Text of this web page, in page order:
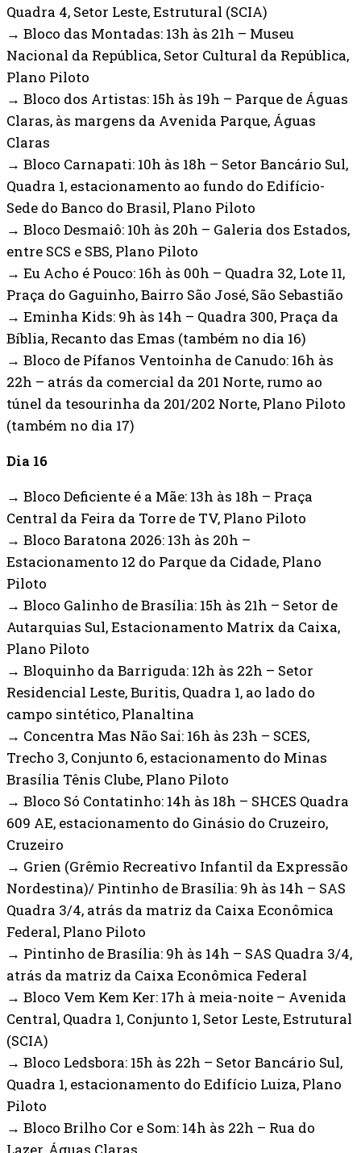
Quadra 4, Setor Leste, Estrutural (SCIA)
→ Bloco das Montadas: 13h às 21h – Museu
Nacional da República, Setor Cultural da República,
Plano Piloto
→ Bloco dos Artistas: 15h às 19h – Parque de Águas
Claras, às margens da Avenida Parque, Águas
Claras
→ Bloco Carnapati: 10h às 18h – Setor Bancário Sul,
Quadra 1, estacionamento ao fundo do Edifício-
Sede do Banco do Brasil, Plano Piloto
→ Bloco Desmaiô: 10h às 20h – Galeria dos Estados,
entre SCS e SBS, Plano Piloto
→ Eu Acho é Pouco: 16h às 00h – Quadra 32, Lote 11,
Praça do Gaguinho, Bairro São José, São Sebastião
→ Eminha Kids: 9h às 14h – Quadra 300, Praça da
Bíblia, Recanto das Emas (também no dia 16)
→ Bloco de Pífanos Ventoinha de Canudo: 16h às
22h – atrás da comercial da 201 Norte, rumo ao
túnel da tesourinha da 201/202 Norte, Plano Piloto
(também no dia 17)
Dia 16
→ Bloco Deficiente é a Mãe: 13h às 18h – Praça
Central da Feira da Torre de TV, Plano Piloto
→ Bloco Baratona 2026: 13h às 20h –
Estacionamento 12 do Parque da Cidade, Plano
Piloto
→ Bloco Galinho de Brasília: 15h às 21h – Setor de
Autarquias Sul, Estacionamento Matrix da Caixa,
Plano Piloto
→ Bloquinho da Barriguda: 12h às 22h – Setor
Residencial Leste, Buritis, Quadra 1, ao lado do
campo sintético, Planaltina
→ Concentra Mas Não Sai: 16h às 23h – SCES,
Trecho 3, Conjunto 6, estacionamento do Minas
Brasília Tênis Clube, Plano Piloto
→ Bloco Só Contatinho: 14h às 18h – SHCES Quadra
609 AE, estacionamento do Ginásio do Cruzeiro,
Cruzeiro
→ Grien (Grêmio Recreativo Infantil da Expressão
Nordestina)/ Pintinho de Brasília: 9h às 14h – SAS
Quadra 3/4, atrás da matriz da Caixa Econômica
Federal, Plano Piloto
→ Pintinho de Brasília: 9h às 14h – SAS Quadra 3/4,
atrás da matriz da Caixa Econômica Federal
→ Bloco Vem Kem Ker: 17h à meia-noite – Avenida
Central, Quadra 1, Conjunto 1, Setor Leste, Estrutural
(SCIA)
→ Bloco Ledsbora: 15h às 22h – Setor Bancário Sul,
Quadra 1, estacionamento do Edifício Luiza, Plano
Piloto
→ Bloco Brilho Cor e Som: 14h às 22h – Rua do